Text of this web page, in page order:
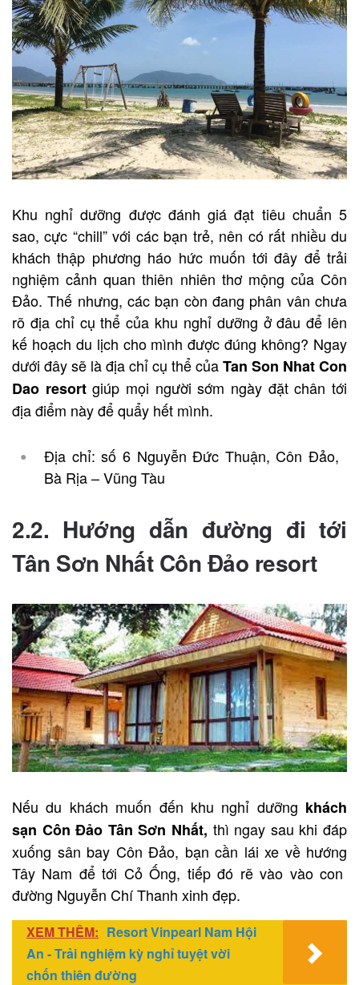
Khu nghỉ dưỡng được đánh giá đạt tiêu chuẩn 5
sao, cực “chill” với các bạn trẻ, nên có rất nhiều du
khách thập phương háo hức muốn tới đây để trải
nghiệm cảnh quan thiên nhiên thơ mộng của Côn
Đảo. Thế nhưng, các bạn còn đang phân vân chưa
rõ địa chỉ cụ thể của khu nghỉ dưỡng ở đâu để lên
kế hoạch du lịch cho mình được đúng không? Ngay
dưới đây sẽ là địa chỉ cụ thể củaTan Son Nhat Con
Dao resortgiúp mọi người sớm ngày đặt chân tới
địa điểm này để quẩy hết mình.
Địa chỉ: số 6 Nguyễn Đức Thuận, Côn Đảo,
Bà Rịa – Vũng Tàu
2.2. Hướng dẫn đường đi tới
Tân Sơn Nhất Côn Đảo resort
Nếu du khách muốn đến khu nghỉ dưỡng khách
sạn Côn Đảo Tân Sơn Nhất, thì ngay sau khi đáp
xuống sân bay Côn Đảo, bạn cần lái xe về hướng
Tây Nam đểtới Cỏ Ống, tiếp đó rẽ vào vào con
đường Nguyễn Chí Thanh xinh đẹp.
XEM THÊM: Resort Vinpearl Nam Hội
An - Trải nghiệm kỳ nghỉ tuyệt vời
chốn thiên đường